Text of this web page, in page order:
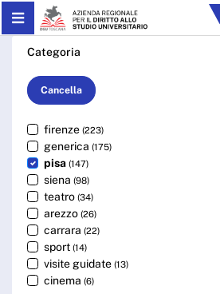
Skip to Main Content
Cerca - ARDSU
Categoria
Cancella
firenze (223)
generica (175)
pisa (147)
siena (98)
teatro (34)
arezzo (26)
carrara (22)
sport (14)
visite guidate (13)
cinema (6)